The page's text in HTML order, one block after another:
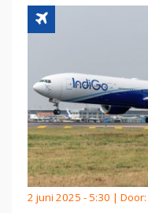
2 juni 2025 - 5:30 | Door: